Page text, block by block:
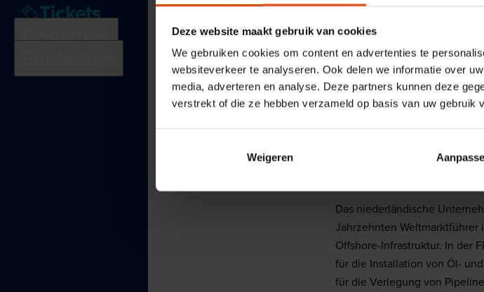
Deze website maakt gebruik van cookies
We gebruiken cookies om content en advertenties te
websiteverkeer te analyseren. Ook delen we informatie over
media, adverteren en analyse. Deze partners kunnen deze
verstrekt of die ze hebben verzameld op basis van uw gebruik
Weigeren
Tickets
Besuche
Schwimmkran,
multifunktionales Schiff,
Taschenmesser“
innovative Offshore-
Das niederländische
Jahrzehnten Weltmarktführer
Offshore-Infrastruktur. In der
für die Installation von Öl-
für die Verlegung von